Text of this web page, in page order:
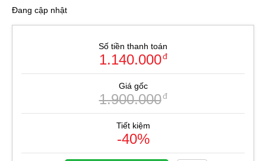
Đang cập nhật
Số tiền thanh toán
1.140.000đ
Giá gốc
1.900.000đ
Tiết kiệm
-40%